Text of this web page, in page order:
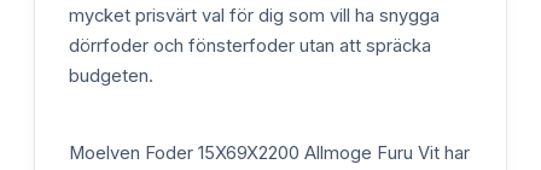
mycket prisvärt val för dig som vill ha snygga
dörrfoder och fönsterfoder utan att spräcka
budgeten.
Moelven Foder 15X69X2200 Allmoge Furu Vit har